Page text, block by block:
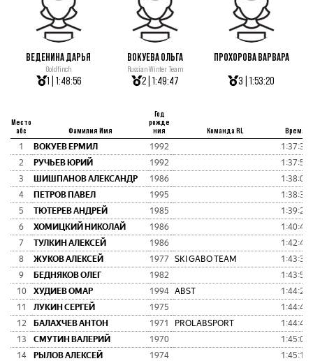
ВЕДЕНИНА ДАРЬЯ
Goldfinch
1 | 1:48:56
ВОКУЕВА ОЛЬГА
Russian Winter Team
2 | 1:49:47
ПРОХОРОВА ВАРВАРА
3 | 1:53:20
Место
абс
Фамилия Имя
Год
рожде
ния
Команда RL Время
1 ВОКУЕВ ЕРМИЛ 1992 1:37:36
2
РУЧЬЕВ ЮРИЙ 1992 1:37:53
3
ШИШПАНОВ АЛЕКСАНДР 1986 1:38:08
4
ПЕТРОВ ПАВЕЛ 1995 1:38:31
5
ТЮТЕРЕВ АНДРЕЙ 1985 1:39:27
6
ХОМИЦКИЙ НИКОЛАЙ 1986 1:40:46
7
ТУЛКИН АЛЕКСЕЙ 1986 1:42:40
8
ЖУКОВ АЛЕКСЕЙ 1977 SKI GABO TEAM 1:43:39
9
БЕДНЯКОВ ОЛЕГ 1982 1:43:57
10
ХУДИЕВ ОМАР 1994 ABST 1:44:20
11
ЛУКИН СЕРГЕЙ 1975 1:44:44
12
БАЛАХЧЕВ АНТОН 1971 PROLABSPORT 1:44:45
13
СМУТИН ВАЛЕРИЙ 1970 1:45:06
14
РЫЛОВ АЛЕКСЕЙ 1974 1:45:13